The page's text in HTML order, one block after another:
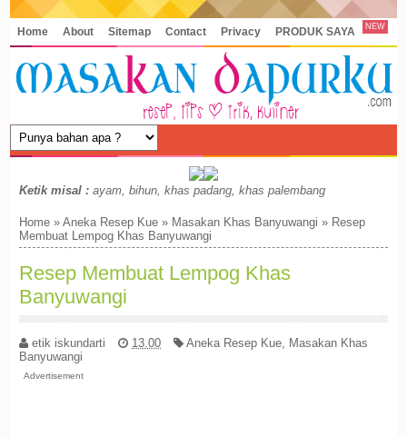
Home About Sitemap Contact Privacy PRODUK SAYA NEW
Ketik misal : ayam, bihun, khas padang, khas palembang
Home »Aneka Resep Kue » Masakan Khas Banyuwangi » Resep
Membuat Lempog Khas Banyuwangi
Resep Membuat Lempog Khas
Banyuwangi
etik iskundarti 13.00 Aneka Resep Kue Masakan Khas
Banyuwangi
Advertisement